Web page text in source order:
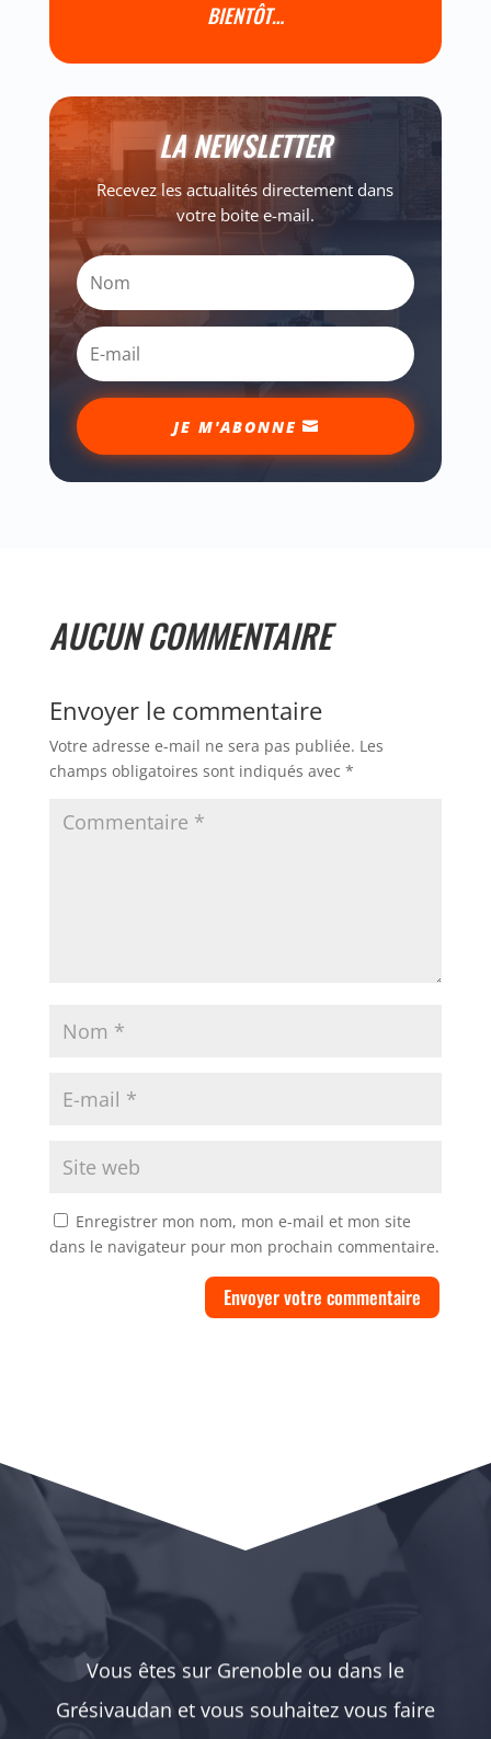
BIENTÔT…
LA NEWSLETTER
Recevez les actualités directement dans
votre boite e-mail.
JE M'ABONNE
AUCUN COMMENTAIRE
Envoyer le commentaire
Votre adresse e-mail ne sera pas publiée. Les
champs obligatoires sont indiqués avec *
Enregistrer mon nom, mon e-mail et mon site
dans le navigateur pour mon prochain commentaire.
Envoyer votre commentaire
BESOIN D’UN
COACH?
Vous êtes sur Grenoble ou dans le
Grésivaudan et vous souhaitez vous faire